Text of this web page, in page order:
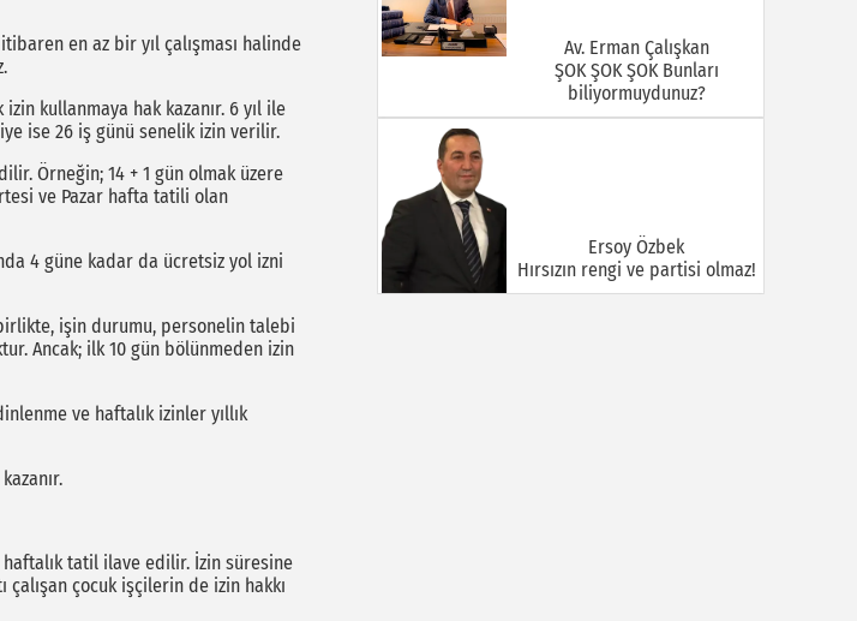
en az bir yıl çalışması halinde
kullanmaya hak kazanır. 6 yıl ile
ise 26 iş günü senelik izin verilir.
Örneğin; 14 + 1 gün olmak üzere
ve Pazar hafta tatili olan
4 güne kadar da ücretsiz yol izni
işin durumu, personelin talebi
Ancak; ilk 10 gün bölünmeden izin
ve haftalık izinler yıllık
haftalık tatil ilave edilir. İzin süresine
çocuk işçilerin de izin hakkı
Av. Erman Çalışkan
ŞOK ŞOK ŞOK Bunları
biliyormuydunuz?
Ersoy Özbek
Hırsızın rengi ve partisi olmaz!